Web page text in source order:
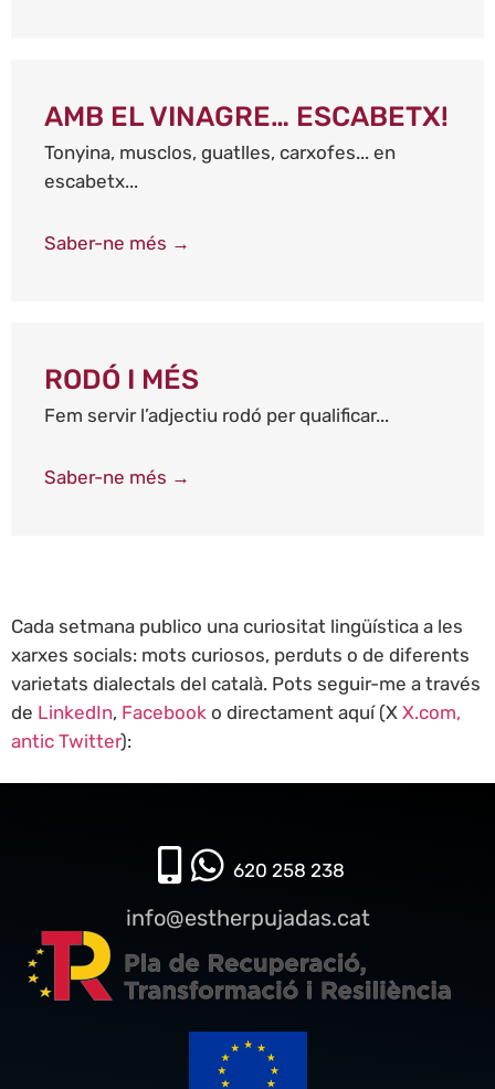
AMB EL VINAGRE… ESCABETX!
Tonyina, musclos, guatlles, carxofes... en
escabetx...
Saber-ne més →
RODÓ I MÉS
Fem servir l’adjectiu rodó per qualificar...
Saber-ne més →
Cada setmana publico una curiositat lingüística a les
xarxes socials: mots curiosos, perduts o de diferents
varietats dialectals del català. Pots seguir-me a través
de LinkedIn, Facebook o directament aquí (X X.com,
antic Twitter):
620 258 238​
info@estherpujadas.cat